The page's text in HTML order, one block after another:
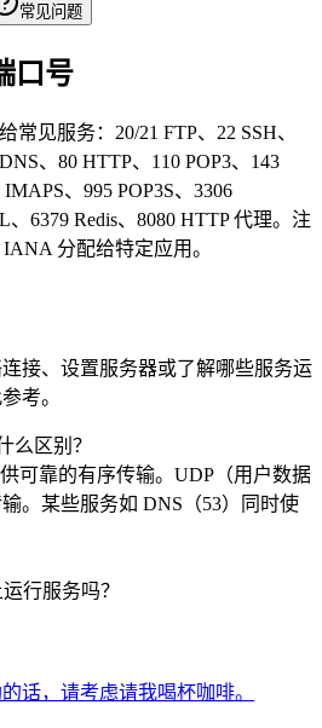
常见问题
口号
常见服务：20/21 FTP、22 SSH、
、80 HTTP、110 POP3、143
、995 POP3S、3306
、6379 Redis、8080 HTTP 代理。注
分配给特定应用。
接、设置服务器或了解哪些服务运
考。
么区别？
可靠的有序传输。UDP（用户数据
。某些服务如 DNS（53）同时使
行服务吗？
话，请考虑请我喝杯咖啡。